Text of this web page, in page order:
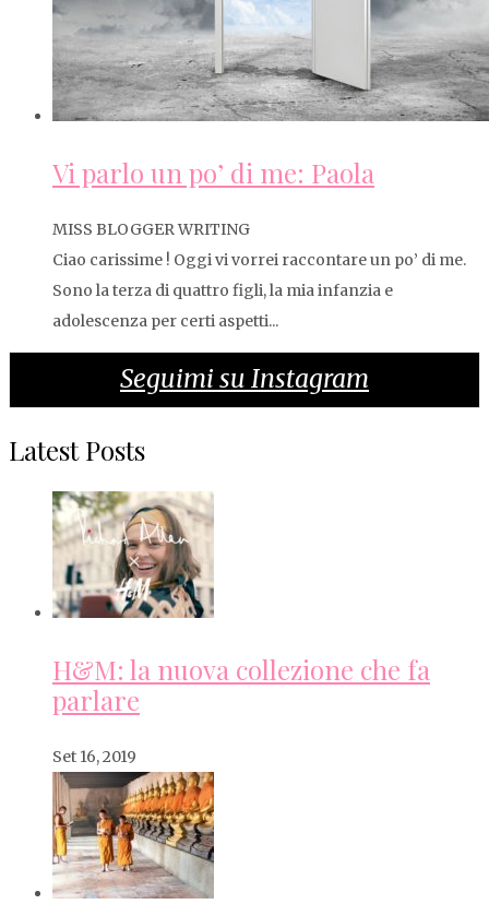
Vi parlo un po’ di me: Paola
MISS BLOGGER WRITING
Ciao carissime ! Oggi vi vorrei raccontare un po’ di me.
Sono la terza di quattro figli, la mia infanzia e
adolescenza per certi aspetti...
Seguimi su Instagram
Latest Posts
H&M: la nuova collezione che fa
parlare
Set 16, 2019